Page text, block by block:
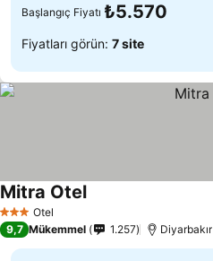
Başlangıç Fiyatı ₺5.570
Fiyatları görün: 7 site
3 YıldızOtel
Mitra OtelFiyatları görün
9,7 Mükemmel 1.257 Diyarbakır